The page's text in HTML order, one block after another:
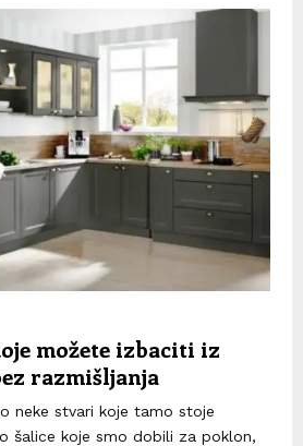
možete izbaciti iz
razmišljanja
neke stvari koje tamo stoje
šalice koje smo dobili za poklon,